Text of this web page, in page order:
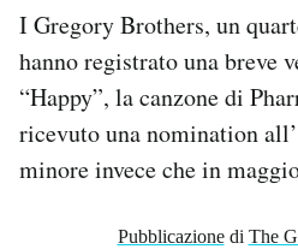
I MIEI PREFERITI
SHOP
I Gregory Brothers, un
hanno registrato una breve
“Happy”, la canzone di
ricevuto una nomination
minore invece che in
Pubblicazionedi The